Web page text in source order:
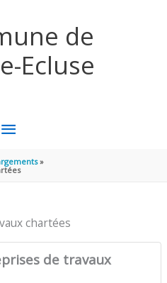
de
Ecluse
MENU
chartées
de travaux